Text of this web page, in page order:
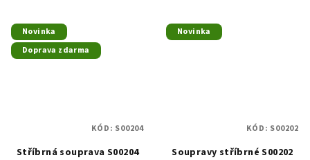
Novinka
Doprava zdarma
Stříbrná souprava S00204
KÓD: S00204
Novinka
Soupravy stříbrné S00202
KÓD: S00202